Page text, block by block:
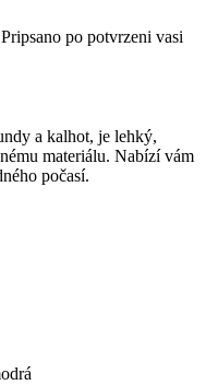
Pripsano po potvrzeni vasi
a kalhot, je lehký,
materiálu. Nabízí vám
počasí.